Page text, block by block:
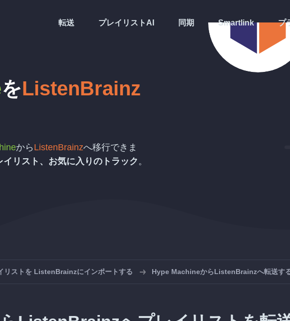
転送 プレイリストAI 同期 Smartlink プ
をListenBrainz
から ListenBrainzへ移行できま
イリスト、お気に入りのトラック。
リストを ListenBrainzにインポートする Hype MachineからListenBrainzへ転送す